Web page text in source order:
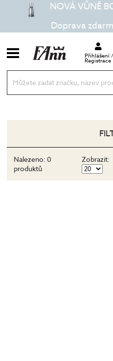
NOVÁ VŮNĚ
Doprava
Přihlášení /
Registrace
Nalezeno: 0
produktů
Zobrazit: